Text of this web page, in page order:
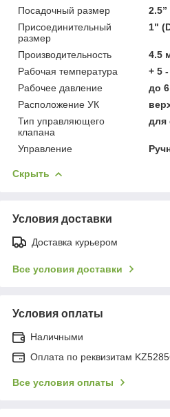
Посадочный размер
2.5”
Присоединительный
размер
1"
Производительность
4.5
Рабочая температура
+ 5
Рабочее давление
до 6
Расположение УК
Тип управляющего
клапана
для
Управление
Скрыть
Условия доставки
Доставка курьером
Все условия доставки
Условия оплаты
Наличными
Оплата по реквизитам
Все условия оплаты